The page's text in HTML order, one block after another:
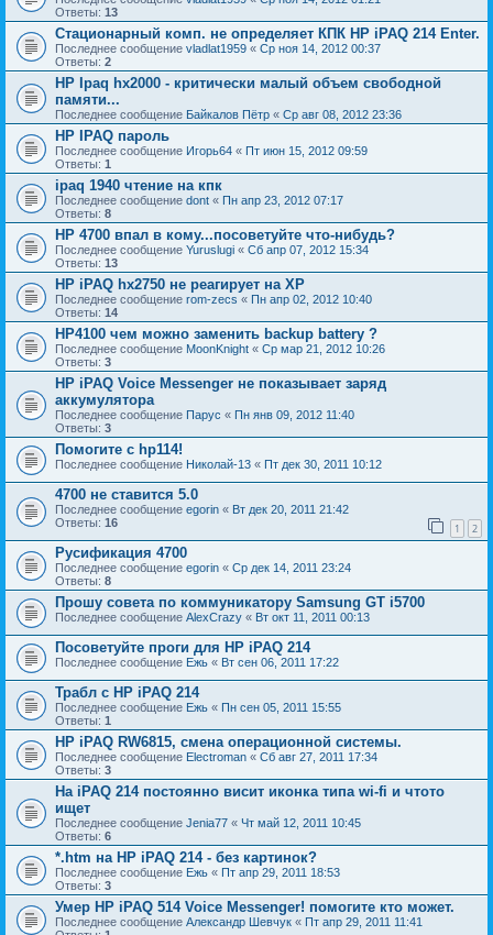
Ответы: 13
Стационарный комп. не определяет КПК HP iPAQ 214 Enter.
Последнее сообщение vladlat1959 « Ср ноя 14, 2012 00:37
Ответы: 2
HP Ipaq hx2000 - критически малый объем свободной
памяти...
Последнее сообщение Байкалов Пётр « Ср авг 08, 2012 23:36
HP IPAQ пароль
Последнее сообщение Игорь64 « Пт июн 15, 2012 09:59
Ответы: 1
ipaq 1940 чтение на кпк
Последнее сообщение dont « Пн апр 23, 2012 07:17
Ответы: 8
HP 4700 впал в кому...посоветуйте что-нибудь?
Последнее сообщение Yuruslugi « Сб апр 07, 2012 15:34
Ответы: 13
HP iPAQ hx2750 не реагирует на ХР
Последнее сообщение rom-zecs « Пн апр 02, 2012 10:40
Ответы: 14
HP4100 чем можно заменить backup battery ?
Последнее сообщение MoonKnight « Ср мар 21, 2012 10:26
Ответы: 3
HP iPAQ Voice Messenger не показывает заряд
аккумулятора
Последнее сообщение Парус « Пн янв 09, 2012 11:40
Ответы: 3
Помогите с hp114!
Последнее сообщение Николай-13 « Пт дек 30, 2011 10:12
4700 не ставится 5.0
Последнее сообщение egorin « Вт дек 20, 2011 21:42
Ответы: 16 1 2
Русификация 4700
Последнее сообщение egorin « Ср дек 14, 2011 23:24
Ответы: 8
Прошу совета по коммуникатору Samsung GT i5700
Последнее сообщение AlexCrazy « Вт окт 11, 2011 00:13
Посоветуйте проги для НР iPAQ 214
Последнее сообщение Ежь « Вт сен 06, 2011 17:22
Трабл с HP iPAQ 214
Последнее сообщение Ежь « Пн сен 05, 2011 15:55
Ответы: 1
HP iPAQ RW6815, смена операционной системы.
Последнее сообщение Electroman « Сб авг 27, 2011 17:34
Ответы: 3
На iPAQ 214 постоянно висит иконка типа wi-fi и чтото
ищет
Последнее сообщение Jenia77 « Чт май 12, 2011 10:45
Ответы: 6
*.htm на HP iPAQ 214 - без картинок?
Последнее сообщение Ежь « Пт апр 29, 2011 18:53
Ответы: 3
Умер HP iPAQ 514 Voice Messenger! помогите кто может.
Последнее сообщение Александр Шевчук « Пт апр 29, 2011 11:41